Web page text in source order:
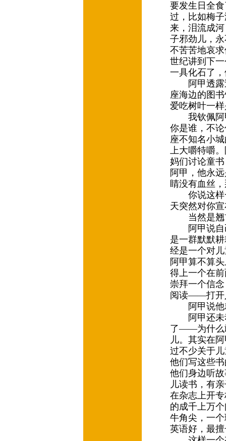
要发生日全
过，比如梅
来，泪流成
子邪劲儿，
不苦苦地哀
世纪讲到下
一具化石了
阿甲透露
座海边的图
爱吃树叶一
我钦佩阿甲
你是谁，不
座不知名小
上大嚼特嚼
妈们讨论童
阿甲，他永
睛没有血丝
你说这样一
天突然对你
当然是翘
阿甲说自
是一群默默
经是一个对
阿甲算不算
得上一个在
崇拜一个信
阅读——打开
阿甲说他
阿甲还未
了——为什么
儿。其实在
过不少关于
他们写这些
他们身边听
儿读书，有
在杂志上开
的成千上万
牛角尖，一
英语好，最